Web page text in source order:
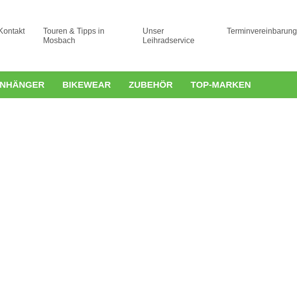
Touren & Tipps in
Mosbach
Unser
Leihradservice
Terminvereinbarung
BIKEWEAR ZUBEHÖR TOP-MARKEN